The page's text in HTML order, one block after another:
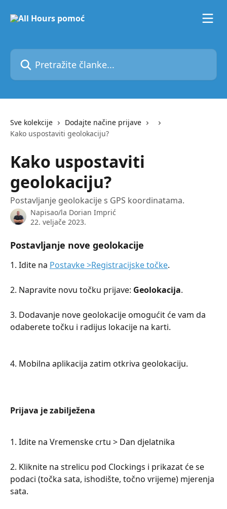
Pretražite članke...
Sve kolekcije
Dodajte načine prijave
Kako uspostaviti geolokaciju?
Kako uspostaviti
geolokaciju?
Postavljanje geolokacije s GPS koordinatama.
Napisao/la Dorian Imprić
22. veljače 2023.
Postavljanje nove geolokacije
1. Idite na Postavke >Registracijske točke.
2. Napravite novu točku prijave: Geolokacija.
3. Dodavanje nove geolokacije omogućit će vam da
odaberete točku i radijus lokacije na karti.
4. Mobilna aplikacija zatim otkriva geolokaciju.
Prijava je zabilježena
1. Idite na Vremenske crtu > Dan djelatnika
2. Kliknite na strelicu pod Clockings i prikazat će se
podaci (točka sata, ishodište, točno vrijeme) mjerenja
sata.